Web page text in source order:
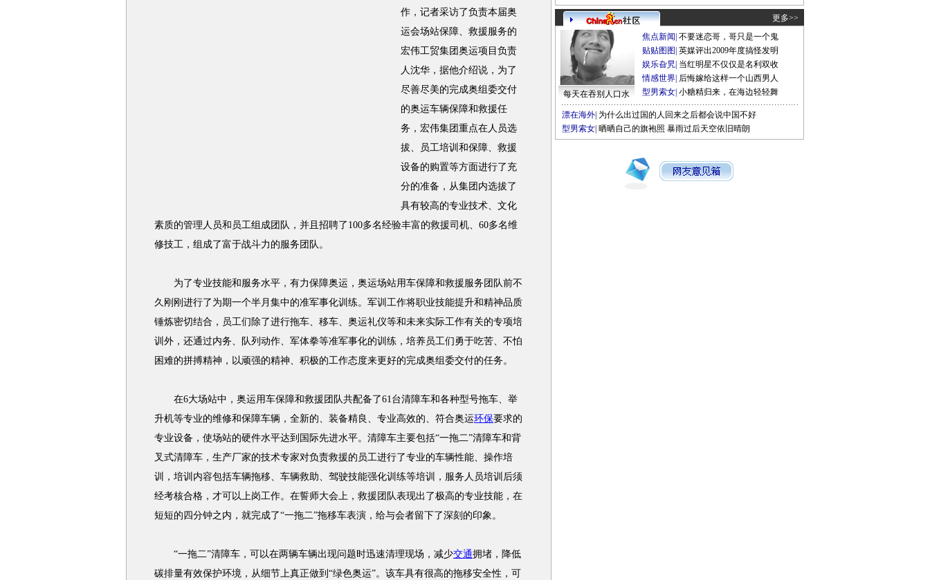
作，记者采访了负责本届奥
运会场站保障、救援服务的
宏伟工贸集团奥运项目负责
人沈华，据他介绍说，为了
尽善尽美的完成奥组委交付
的奥运车辆保障和救援任
务，宏伟集团重点在人员选
拔、员工培训和保障、救援
设备的购置等方面进行了充
分的准备，从集团内选拔了
具有较高的专业技术、文化
素质的管理人员和员工组成团队，并且招聘了100多名经验丰富的救援司机、60多名维
修技工，组成了富于战斗力的服务团队。
为了专业技能和服务水平，有力保障奥运，奥运场站用车保障和救援服务团队前不
久刚刚进行了为期一个半月集中的准军事化训练。军训工作将职业技能提升和精神品质
锤炼密切结合，员工们除了进行拖车、移车、奥运礼仪等和未来实际工作有关的专项培
训外，还通过内务、队列动作、军体拳等准军事化的训练，培养员工们勇于吃苦、不怕
困难的拼搏精神，以顽强的精神、积极的工作态度来更好的完成奥组委交付的任务。
在6大场站中，奥运用车保障和救援团队共配备了61台清障车和各种型号拖车、举
升机等专业的维修和保障车辆，全新的、装备精良、专业高效的、符合奥运环保要求的
专业设备，使场站的硬件水平达到国际先进水平。清障车主要包括“一拖二”清障车和背
叉式清障车，生产厂家的技术专家对负责救援的员工进行了专业的车辆性能、操作培
训，培训内容包括车辆拖移、车辆救助、驾驶技能强化训练等培训，服务人员培训后须
经考核合格，才可以上岗工作。在誓师大会上，救援团队表现出了极高的专业技能，在
短短的四分钟之内，就完成了“一拖二”拖移车表演，给与会者留下了深刻的印象。
“一拖二”清障车，可以在两辆车辆出现问题时迅速清理现场，减少交通拥堵，降低
碳排量有效保护环境，从细节上真正做到“绿色奥运”。该车具有很高的拖移安全性，可
更多>>
每天在吞别人口水
焦点新闻 不要迷恋哥，哥只是一个鬼
贴贴图图 英媒评出2009年度搞怪发明
娱乐旮旯 当红明星不仅仅是名利双收
情感世界 后悔嫁给这样一个山西男人
型男索女 小糖精归来，在海边轻轻舞
漂在海外 为什么出过国的人回来之后都会说中国不好
型男索女 晒晒自己的旗袍照 暴雨过后天空依旧晴朗